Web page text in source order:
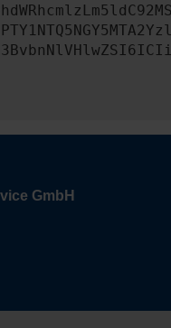
GmbH